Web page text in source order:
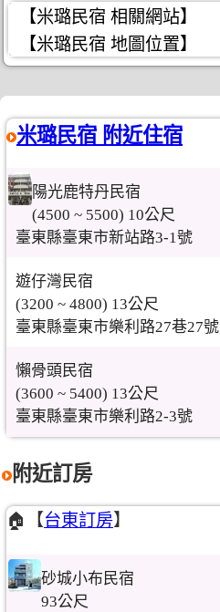
【米璐民宿 相關網站】
【米璐民宿 地圖位置】
米璐民宿 附近住宿
陽光鹿特丹民宿
(4500 ~ 5500) 10公尺
臺東縣臺東市新站路3-1號
遊仔灣民宿
(3200 ~ 4800) 13公尺
臺東縣臺東市樂利路27巷27號
懶骨頭民宿
(3600 ~ 5400) 13公尺
臺東縣臺東市樂利路2-3號
附近訂房
🏠【台東訂房】
砂城小布民宿
93公尺